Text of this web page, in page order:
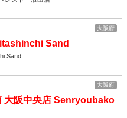
大阪府
Sand
Sand
大阪府
大阪中央店 Senryoubako